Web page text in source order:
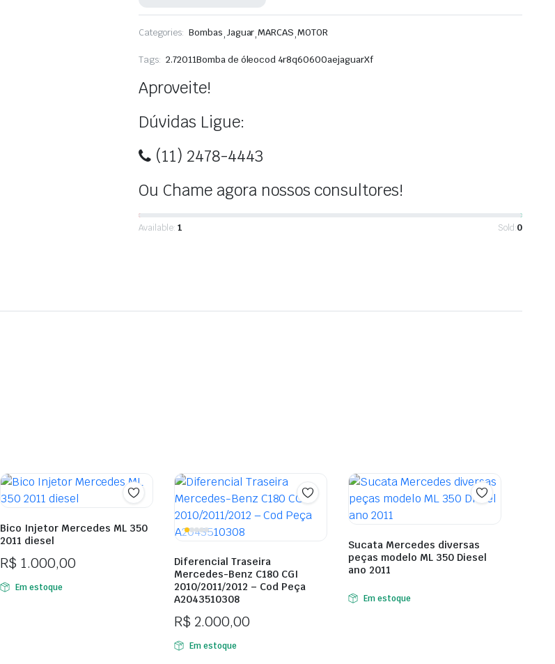
Categories: Bombas,Jaguar,MARCAS,MOTOR
Tags: 2.72011Bomba de óleocod 4r8q60600aejaguarXf
Aproveite!
Dúvidas Ligue:
(11) 2478-4443
Ou Chame agora nossos consultores!
Available: 1 Sold:0
Bico Injetor Mercedes ML 350
2011 diesel
R$ 1.000,00
Em estoque
Diferencial Traseira
Mercedes-Benz C180 CGI
2010/2011/2012 – Cod Peça
A2043510308
R$ 2.000,00
Em estoque
Sucata Mercedes diversas
peças modelo ML 350 Diesel
ano 2011
Em estoque